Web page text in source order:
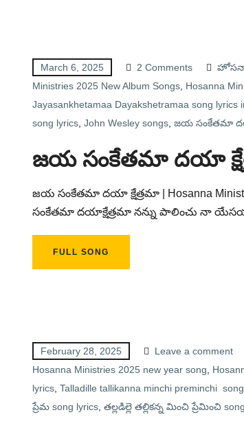
March 6, 2025 2 Comments హోసన్నా
Ministries 2025 New Album Songs Hosanna
Jayasankhetamaa Dayakshetramaa song lyrics
song lyrics John Wesley songs జయ సంకేతమా దయా
జయ సంకేతమా దయా
జయ సంకేతమా దయా క్షేత్రమా | Hosanna
సంకేతమా దయాక్షేత్రమా నన్ను పాలించు నా
FULL SONG
February 28, 2025 Leave a comment
Hosanna Ministries 2025 new year song
lyrics Talladille tallikanna minchi preminchi
ప్రేమ song lyrics తల్లడిల్లె తల్లికన్న మించి ప్రేమించి